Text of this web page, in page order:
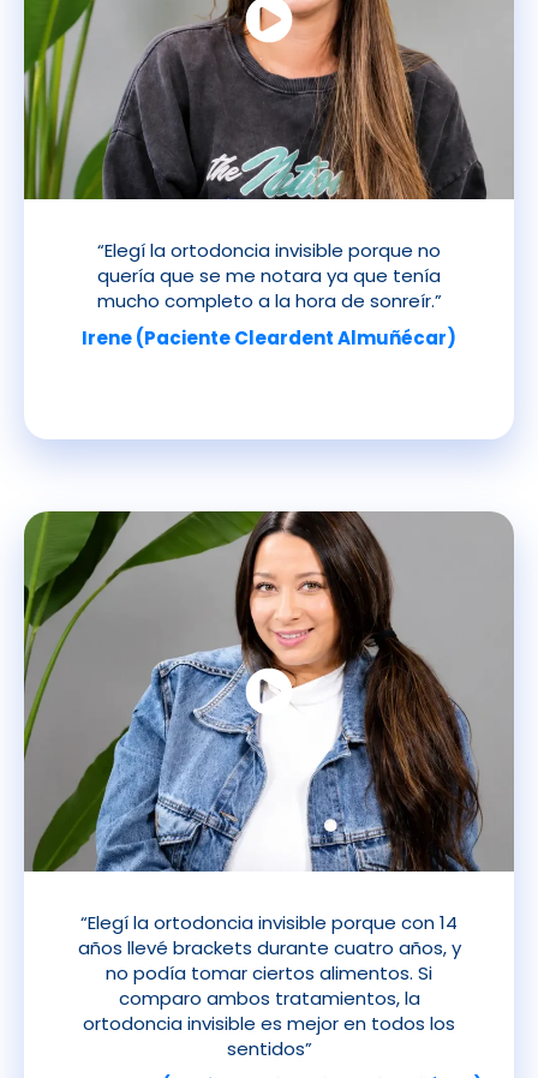
“Elegí la ortodoncia invisible porque no
quería que se me notara ya que tenía
mucho completo a la hora de sonreír.”
Irene (Paciente Cleardent Almuñécar)
“Elegí la ortodoncia invisible porque con 14
años llevé brackets durante cuatro años, y
no podía tomar ciertos alimentos. Si
comparo ambos tratamientos, la
ortodoncia invisible es mejor en todos los
sentidos”